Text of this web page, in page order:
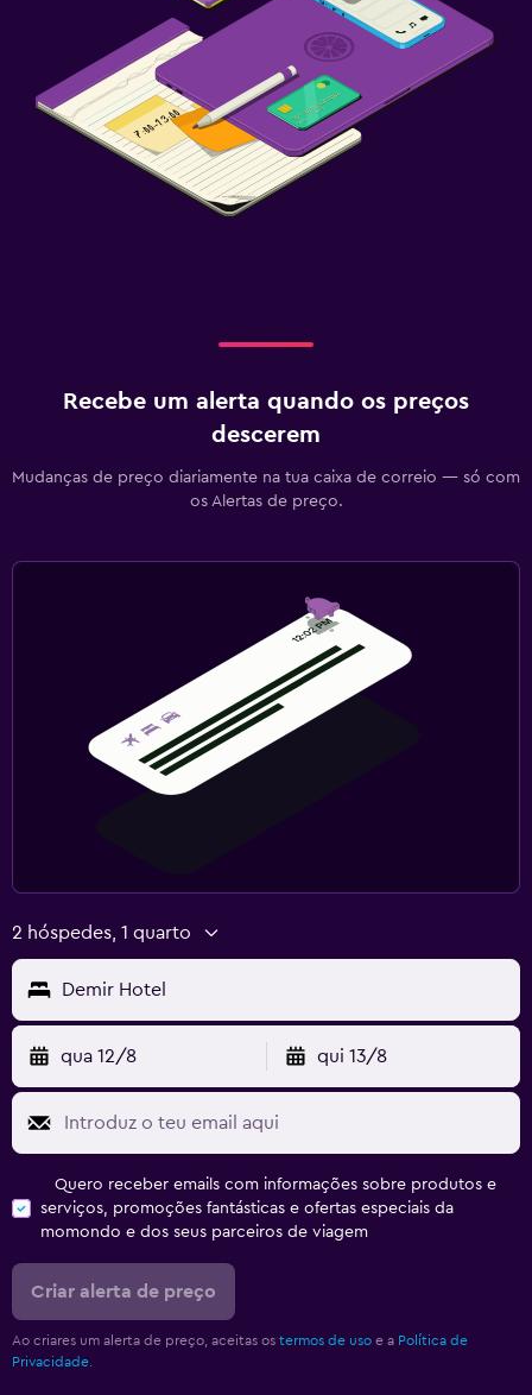
Carrinhos de bebé
Atividades
Animação noturna
Recebe um alerta quando os preços
descerem
Mudanças de preço diariamente na tua caixa de correio — só com
os Alertas de preço.
2 hóspedes, 1 quarto
Demir Hotel
qua 12/8 qui 13/8
Quero receber emails com informações sobre produtos e
serviços, promoções fantásticas e ofertas especiais da
momondo e dos seus parceiros de viagem
Criar alerta de preço
Ao criares um alerta de preço, aceitas os termos de uso e a Política de
Privacidade.